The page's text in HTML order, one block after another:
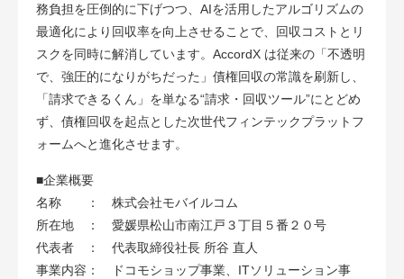
務負担を圧倒的に下げつつ、AIを活用したアルゴリズムの
最適化により回収率を向上させることで、回収コストとリ
スクを同時に解消しています。AccordX は従来の「不透明
で、強圧的になりがちだった」債権回収の常識を刷新し、
「請求できるくん」を単なる“請求・回収ツール”にとどめ
ず、債権回収を起点とした次世代フィンテックプラットフ
ォームへと進化させます。
■企業概要
名称 ： 株式会社モバイルコム
所在地 ： 愛媛県松山市南江戸３丁目５番２０号
代表者 ： 代表取締役社長 所谷 直人
事業内容： ドコモショップ事業、ITソリューション事